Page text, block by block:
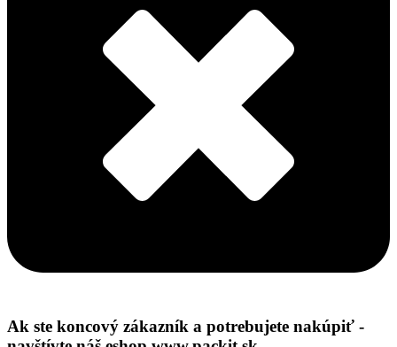
Ak ste koncový zákazník a potrebujete nakúpiť -